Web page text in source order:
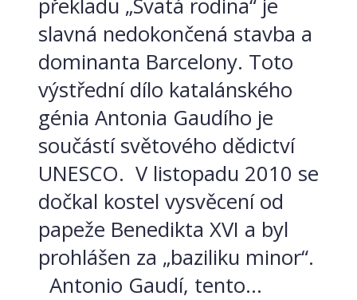
překladu „Svatá rodina“ je
slavná nedokončená stavba a
dominanta Barcelony. Toto
výstřední dílo katalánského
génia Antonia Gaudího je
součástí světového dědictví
UNESCO. V listopadu 2010 se
dočkal kostel vysvěcení od
papeže Benedikta XVI a byl
prohlášen za „baziliku minor“.
Antonio Gaudí, tento...